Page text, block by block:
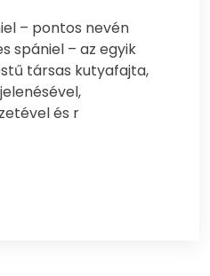
– pontos nevén
spániel – az egyik
társas kutyafajta,
és r